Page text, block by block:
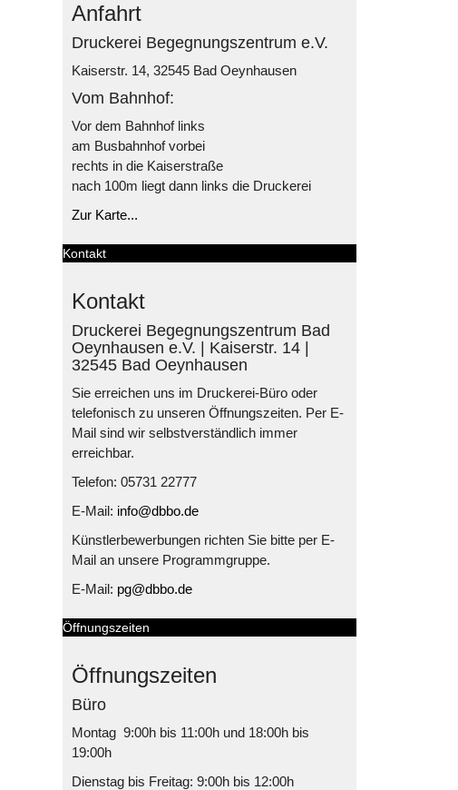
Anfahrt
Druckerei Begegnungszentrum e.V.
Kaiserstr. 14, 32545 Bad Oeynhausen
Vom Bahnhof:
Vor dem Bahnhof links
am Busbahnhof vorbei
rechts in die Kaiserstraße
nach 100m liegt dann links die Druckerei
Zur Karte...
Kontakt
Kontakt
Druckerei Begegnungszentrum Bad
Oeynhausen e.V. | Kaiserstr. 14 |
32545 Bad Oeynhausen
Sie erreichen uns im Druckerei-Büro oder
telefonisch zu unseren Öffnungszeiten. Per E-
Mail sind wir selbstverständlich immer
erreichbar.
Telefon: 05731 22777
E-Mail: info@dbbo.de
Künstlerbewerbungen richten Sie bitte per E-
Mail an unsere Programmgruppe.
E-Mail: pg@dbbo.de
Öffnungszeiten
Öffnungszeiten
Büro
Montag 9:00h bis 11:00h und 18:00h bis
19:00h
Dienstag bis Freitag: 9:00h bis 12:00h